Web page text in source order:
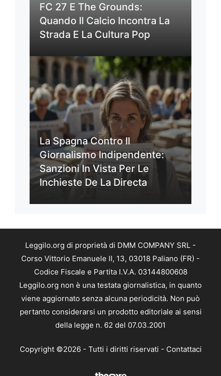
FC 27 E The Grounds:
Quando Il Calcio Incontra La
Strada E La Cultura Pop
La Spagna Contro Il
Giornalismo Indipendente:
Sanzioni In Vista Per Le
Inchieste De La Directa
Leggilo.org di proprietà di DMM COMPANY SRL -
Corso Vittorio Emanuele II, 13, 03018 Paliano (FR) -
Codice Fiscale e Partita I.V.A. 03144800608
Leggilo.org non è una testata giornalistica, in quanto
viene aggiornato senza alcuna periodicità. Non può
pertanto considerarsi un prodotto editoriale ai sensi
della legge n. 62 del 07.03.2001
Copyright ©2026 - Tutti i diritti riservati - Contattaci